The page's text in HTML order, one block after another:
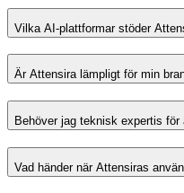
Vilka AI-plattformar stöder
Är Attensira lämpligt för min
Behöver jag teknisk expertis
Vad händer när Attensiras